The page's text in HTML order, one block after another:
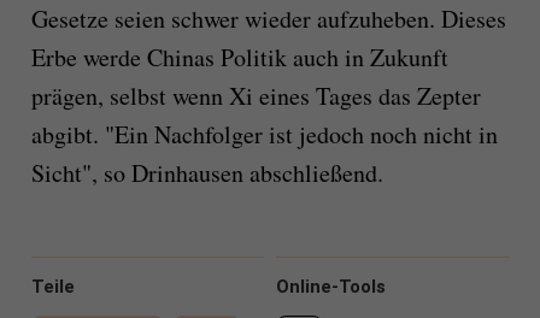
Gesetze seien schwer wieder aufzuheben. Dieses
Erbe werde Chinas Politik auch in Zukunft
prägen, selbst wenn Xi eines Tages das Zepter
abgibt. "Ein Nachfolger ist jedoch noch nicht in
Sicht", so Drinhausen abschließend.
Online-Tools
Teile